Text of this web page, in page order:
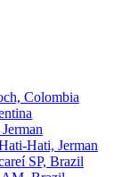
Colombia
Hati, Jerman
SP, Brazil